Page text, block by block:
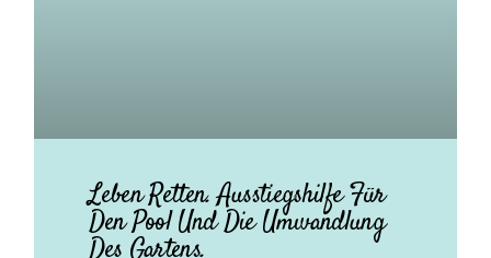
Leben Retten. Ausstiegshilfe Für
Den Pool Und Die Umwandlung